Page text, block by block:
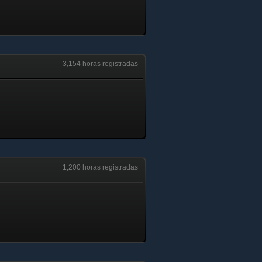
3,154 horas registradas
1,200 horas registradas